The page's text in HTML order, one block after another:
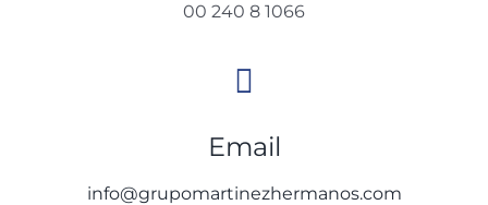
00 240 8 1066
Email
info@grupomartinezhermanos.com